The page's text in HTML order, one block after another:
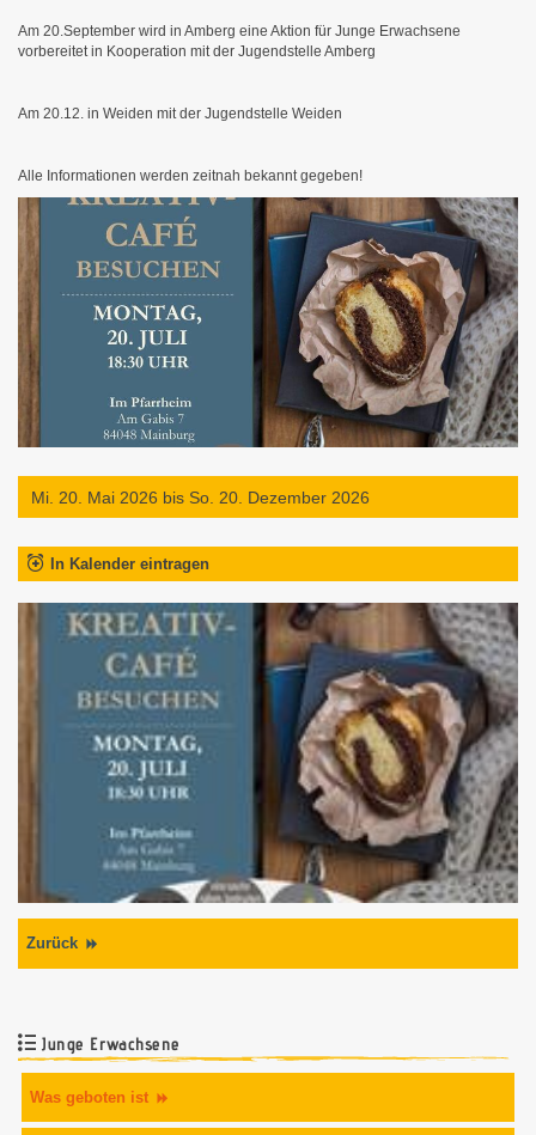
Am 20.September wird in Amberg eine Aktion für Junge Erwachsene
vorbereitet in Kooperation mit der Jugendstelle Amberg
Am 20.12. in Weiden mit der Jugendstelle Weiden
Alle Informationen werden zeitnah bekannt gegeben!
Mi. 20. Mai 2026 bis So. 20. Dezember 2026
In Kalender eintragen
Zurück
Junge Erwachsene
Was geboten ist